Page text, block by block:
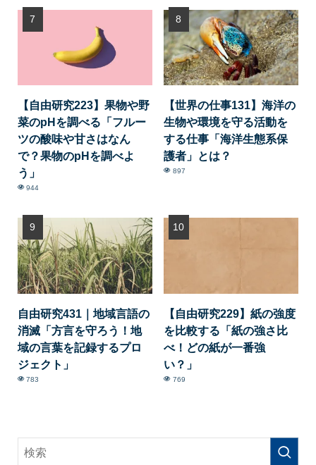
【自由研究223】果物や野
菜のpHを調べる「フルー
ツの酸味や甘さはなん
で？果物のpHを調べよ
う」
944
【世界の仕事131】海洋の
生物や環境を守る活動を
する仕事「海洋生態系保
護者」とは？
897
自由研究431｜地域言語の
消滅「方言を守ろう！地
域の言葉を記録するプロ
ジェクト」
783
【自由研究229】紙の強度
を比較する「紙の強さ比
べ！どの紙が一番強
い？」
769